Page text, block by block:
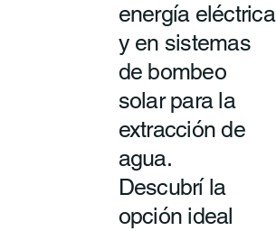
energía eléctrica
y en sistemas
de bombeo
solar para la
extracción de
agua.
Descubrí la
opción ideal